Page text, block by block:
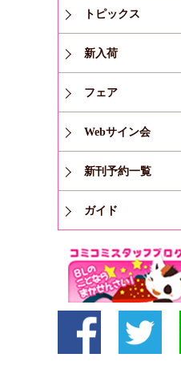
トピックス
新入荷
フェア
Webサイン会
新刊予約一覧
ガイド